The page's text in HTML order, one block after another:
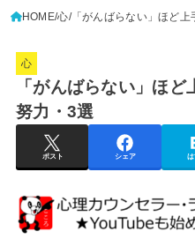
HOME 心 「がんばらない」ほど上
心
「がんばらない」ほ
努力・3選
ポスト シェア は